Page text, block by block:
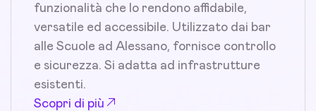
funzionalità che lo rendono affidabile,
versatile ed accessibile. Utilizzato dai bar
alle Scuole ad Alessano, fornisce controllo
e sicurezza. Si adatta ad infrastrutture
esistenti.
Scopri di più